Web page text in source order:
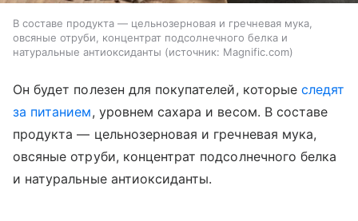
В составе продукта — цельнозерновая и гречневая мука,
овсяные отруби, концентрат подсолнечного белка и
натуральные антиоксиданты
источник: Magnific.com
Он будет полезен для покупателей, которыеследят
за питанием, уровнем сахара и весом. В составе
продукта — цельнозерновая и гречневая мука,
овсяные отруби, концентрат подсолнечного белка
и натуральные антиоксиданты.